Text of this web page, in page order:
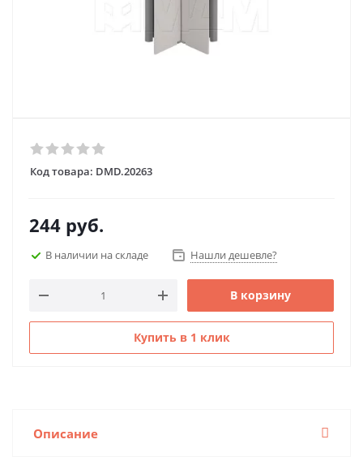
Код товара: DMD.20263
244 руб.
В наличии на складе Нашли дешевле?
В корзину
Купить в 1 клик
Описание